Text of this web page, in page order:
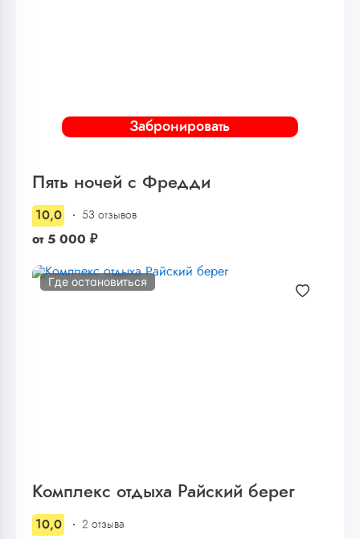
Забронировать
Пять ночей с Фредди
10,0 53 отзывов
от 5 000 ₽
Где остановиться
Комплекс отдыха Райский берег
10,0 2 отзыва